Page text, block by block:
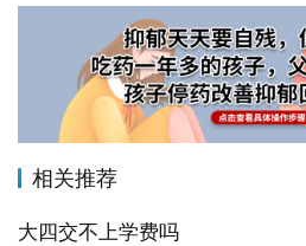
相关推荐
大四交不上学费吗